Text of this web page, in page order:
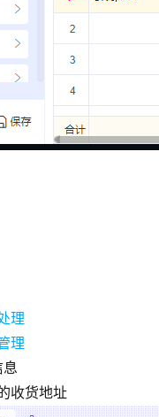
理
理
息
收货地址